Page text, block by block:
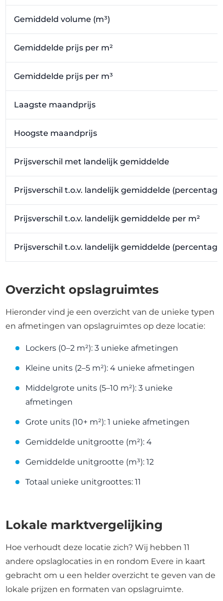
Gemiddeld volume (m³)
Gemiddelde prijs per m²
Gemiddelde prijs per m³
Laagste maandprijs
Hoogste maandprijs
Prijsverschil met landelijk gemiddelde
Prijsverschil t.o.v. landelijk gemiddelde
Prijsverschil t.o.v. landelijk gemiddelde per m²
Prijsverschil t.o.v. landelijk gemiddelde
Overzicht opslagruimtes
Hieronder vind je een overzicht van de unieke typen
en afmetingen van opslagruimtes op deze locatie:
Lockers (0–2 m²): 3 unieke afmetingen
Kleine units (2–5 m²): 4 unieke afmetingen
Middelgrote units (5–10 m²): 3 unieke
afmetingen
Grote units (10+ m²): 1 unieke afmetingen
Gemiddelde unitgrootte (m²): 4
Gemiddelde unitgrootte (m³): 12
Totaal unieke unitgroottes: 11
Lokale marktvergelijking
Hoe verhoudt deze locatie zich? Wij hebben 11
andere opslaglocaties in en rondom Evere in kaart
gebracht om u een helder overzicht te geven van de
lokale prijzen en formaten van opslagruimte.